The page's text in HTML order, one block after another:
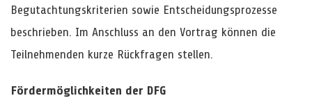
Begutachtungskriterien sowie Entscheidungsprozesse
beschrieben. Im Anschluss an den Vortrag können die
Teilnehmenden kurze Rückfragen stellen.
Fördermöglichkeiten der DFG